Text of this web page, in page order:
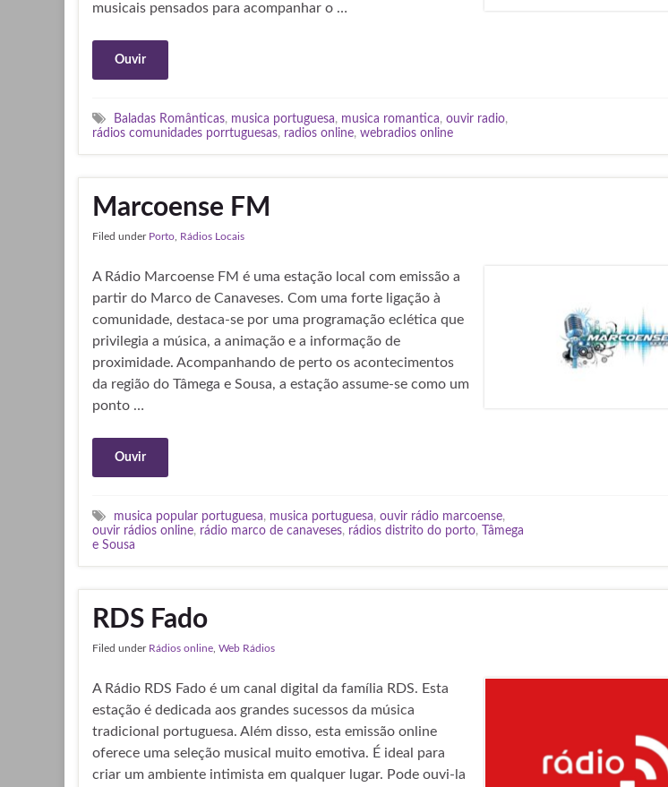
musicais pensados para acompanhar o …
Ouvir
Baladas Românticas, musica portuguesa, musica romantica, ouvir radio,
rádios comunidades porrtuguesas, radios online, webradios online
Marcoense FM
Filed under Porto Rádios Locais
A Rádio Marcoense FM é uma estação local com emissão a
partir do Marco de Canaveses. Com uma forte ligação à
comunidade, destaca-se por uma programação eclética que
privilegia a música, a animação e a informação de
proximidade. Acompanhando de perto os acontecimentos
da região do Tâmega e Sousa, a estação assume-se como um
ponto …
Ouvir
musica popular portuguesa, musica portuguesa, ouvir rádio marcoense,
ouvir rádios online, rádio marco de canaveses, rádios distrito do porto,
Tâmega
e Sousa
RDS Fado
Filed under Rádios online Web Rádios
A Rádio RDS Fado é um canal digital da família RDS. Esta
estação é dedicada aos grandes sucessos da música
tradicional portuguesa. Além disso, esta emissão online
oferece uma seleção musical muito emotiva. É ideal para
criar um ambiente intimista em qualquer lugar. Pode ouvi-la